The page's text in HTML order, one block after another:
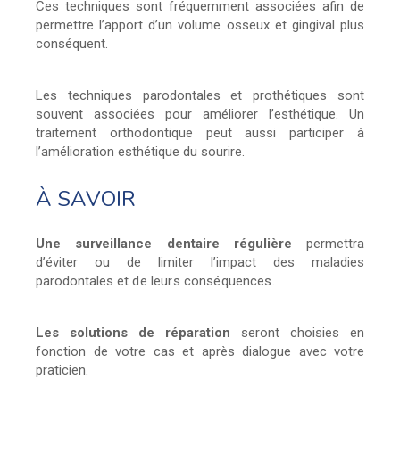
Ces techniques sont fréquemment associées afin de
permettre l’apport d’un volume osseux et gingival plus
conséquent.
Les techniques parodontales et prothétiques sont
souvent associées pour améliorer l’esthétique. Un
traitement orthodontique peut aussi participer à
l’amélioration esthétique du sourire.
À SAVOIR
Une surveillance dentaire régulière permettra
d’éviter ou de limiter l’impact des maladies
parodontales et de leurs conséquences.
Les solutions de réparation seront choisies en
fonction de votre cas et après dialogue avec votre
praticien.